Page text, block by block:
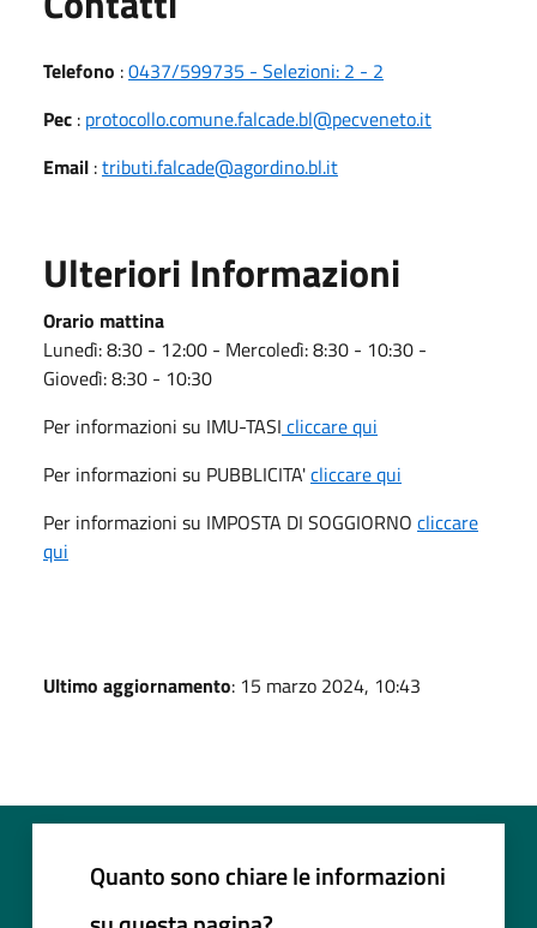
Telefono :0437/599735 - Selezioni: 2 - 2
Pec : protocollo.comune.falcade.bl@pecveneto.it
Email :tributi.falcade@agordino.bl.it
Ulteriori Informazioni
Orario mattina
Lunedì: 8:30 - 12:00 - Mercoledì: 8:30 - 10:30 -
Giovedì: 8:30 - 10:30
Per informazioni su IMU-TASI cliccare qui
Per informazioni su PUBBLICITA'cliccare qui
Per informazioni su IMPOSTA DI SOGGIORNO cliccare
qui
Ultimo aggiornamento: 15 marzo 2024, 10:43
Quanto sono chiare le informazioni